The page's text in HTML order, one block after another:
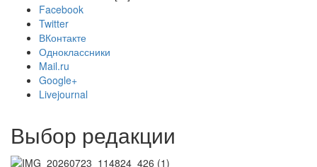
Facebook
Twitter
ВКонтакте
Одноклассники
Mail.ru
Google+
Livejournal
Выбор редакции